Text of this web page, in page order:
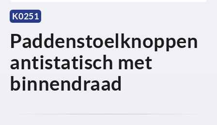
K0251
Paddenstoelknoppen
antistatisch met
binnendraad